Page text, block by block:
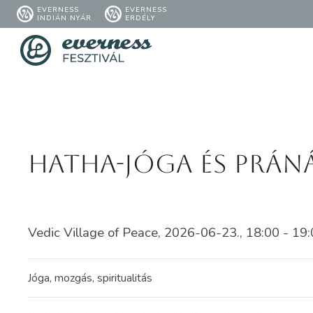
EVERNESS
INDIÁN NYÁR
EVERNESS
ERDÉLY
Hatha-jóga és
Vedic Village of Peace, 2026-06-23., 18:00 -
Jóga, mozgás, spiritualitás